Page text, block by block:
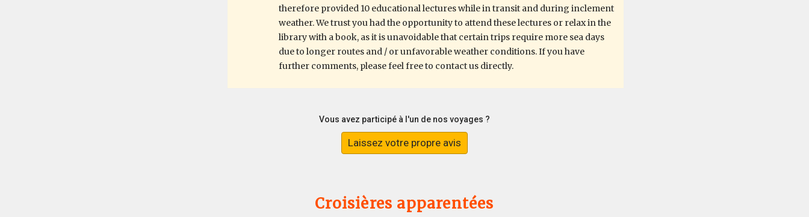
therefore provided 10 educational lectures while in transit and during inclement
weather. We trust you had the opportunity to attend these lectures or relax in the
library with a book, as it is unavoidable that certain trips require more sea days
due to longer routes and / or unfavorable weather conditions. If you have
further comments, please feel free to contact us directly.
Vous avez participé à l'un de nos voyages ?
Laissez votre propre avis
Croisières apparentées